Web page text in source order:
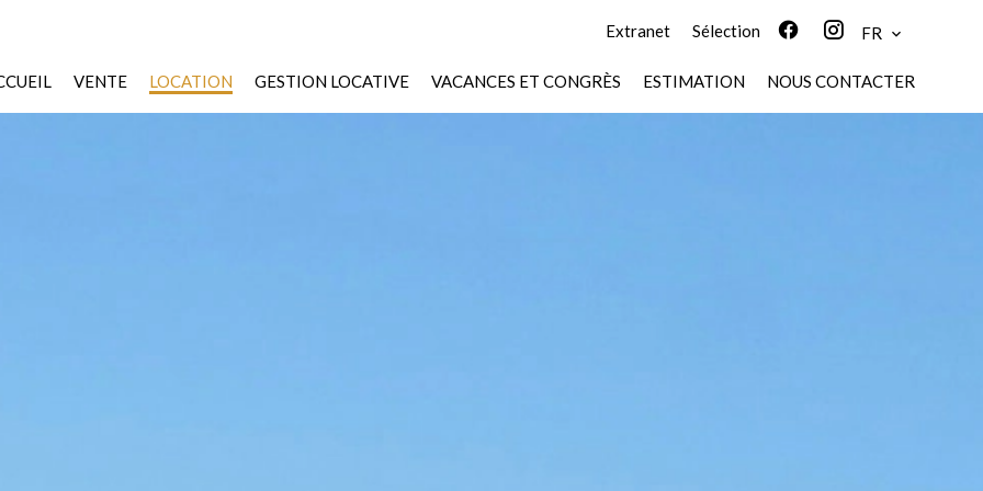
Extranet Sélection FR
VENTE LOCATION GESTION LOCATIVE VACANCES ET CONGRÈS ESTIMATION NOUS CONTACTER